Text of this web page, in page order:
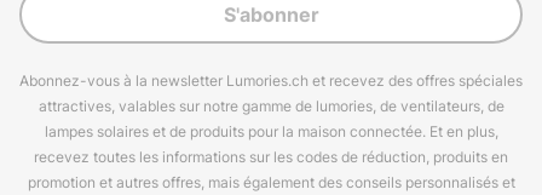
S'abonner
Abonnez-vous à la newsletter Lumories.ch et recevez des offres spéciales
attractives, valables sur notre gamme de lumories, de ventilateurs, de
lampes solaires et de produits pour la maison connectée. Et en plus,
recevez toutes les informations sur les codes de réduction, produits en
promotion et autres offres, mais également des conseils personnalisés et